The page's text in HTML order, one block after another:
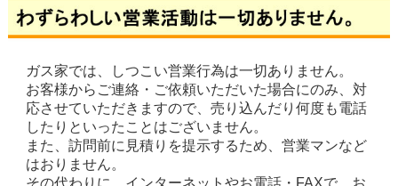
ガス家では、しつこい営業行為は一切ありません。
お客様からご連絡・ご依頼いただいた場合にのみ、対
応させていただきますので、売り込んだり何度も電話
したりといったことはございません。
また、訪問前に見積りを提示するため、営業マンなど
はおりません。
その代わりに、インターネットやお電話・FAXで、お